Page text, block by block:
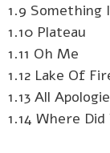
1.9 Something
1.10 Plateau
1.11 Oh Me
1.12 Lake Of
1.13 All
1.14 Where